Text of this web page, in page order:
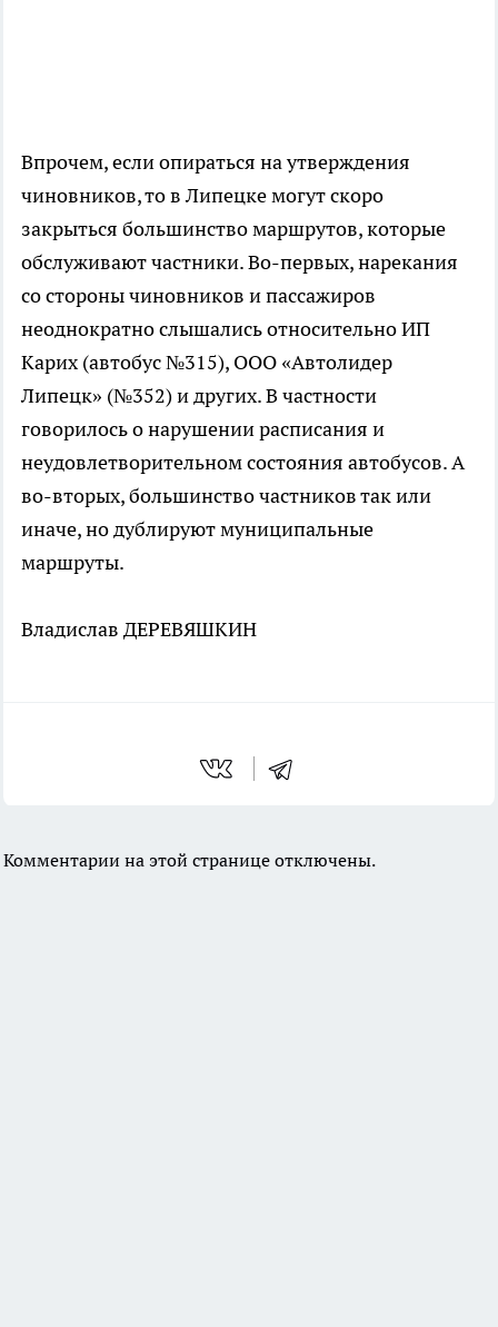
Впрочем, если опираться на утверждения
чиновников, то в Липецке могут скоро
закрыться большинство маршрутов, которые
обслуживают частники. Во-первых, нарекания
со стороны чиновников и пассажиров
неоднократно слышались относительно ИП
Карих (автобус №315), ООО «Автолидер
Липецк» (№352) и других. В частности
говорилось о нарушении расписания и
неудовлетворительном состояния автобусов. А
во-вторых, большинство частников так или
иначе, но дублируют муниципальные
маршруты.
Владислав ДЕРЕВЯШКИН
Комментарии на этой странице отключены.